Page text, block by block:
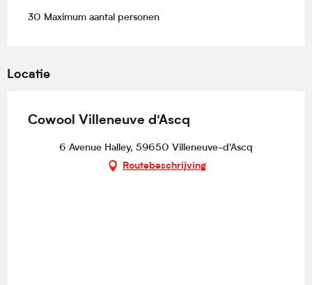
30 Maximum aantal personen
Locatie
Cowool Villeneuve d'Ascq
6 Avenue Halley, 59650 Villeneuve-d'Ascq
Routebeschrijving